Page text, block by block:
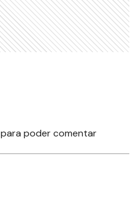
para poder comentar